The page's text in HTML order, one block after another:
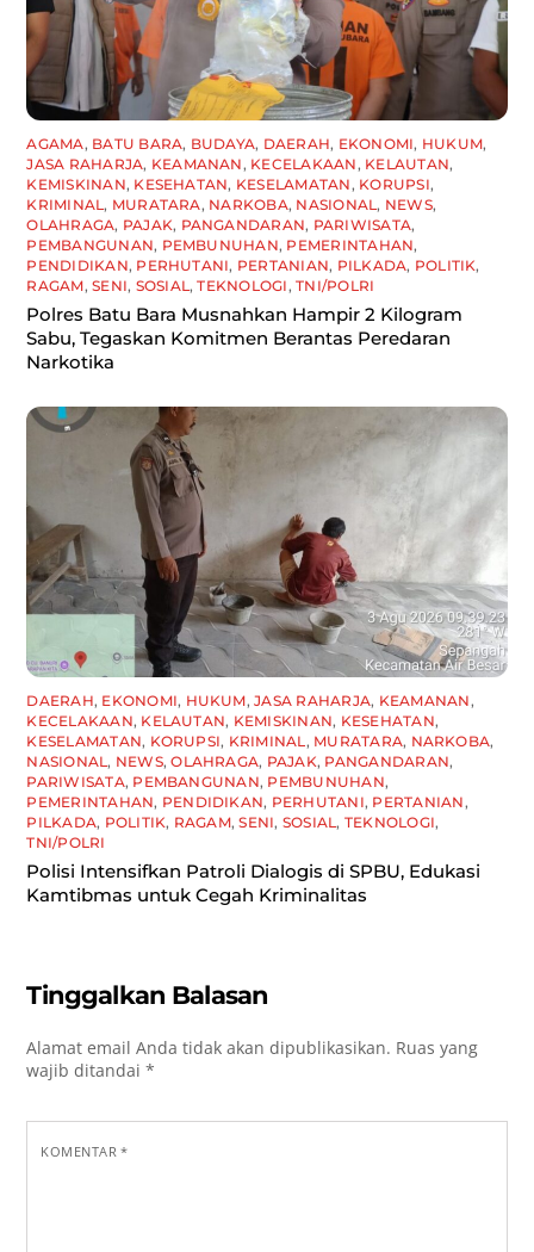
AGAMA, BATU BARA, BUDAYA, DAERAH, EKONOMI, HUKUM,
JASA RAHARJA, KEAMANAN, KECELAKAAN, KELAUTAN,
KEMISKINAN, KESEHATAN, KESELAMATAN, KORUPSI,
KRIMINAL, MURATARA, NARKOBA, NASIONAL, NEWS,
OLAHRAGA, PAJAK, PANGANDARAN, PARIWISATA,
PEMBANGUNAN, PEMBUNUHAN, PEMERINTAHAN,
PENDIDIKAN, PERHUTANI, PERTANIAN, PILKADA, POLITIK,
RAGAM,SENI, SOSIAL,TEKNOLOGI,TNI/POLRI
Polres Batu Bara Musnahkan Hampir 2 Kilogram
Sabu, Tegaskan Komitmen Berantas Peredaran
Narkotika
DAERAH, EKONOMI, HUKUM,JASA RAHARJA, KEAMANAN,
KECELAKAAN, KELAUTAN, KEMISKINAN, KESEHATAN,
KESELAMATAN, KORUPSI, KRIMINAL, MURATARA, NARKOBA,
NASIONAL, NEWS,OLAHRAGA, PAJAK, PANGANDARAN,
PARIWISATA, PEMBANGUNAN, PEMBUNUHAN,
PEMERINTAHAN, PENDIDIKAN, PERHUTANI, PERTANIAN,
PILKADA, POLITIK, RAGAM,SENI, SOSIAL, TEKNOLOGI,
TNI/POLRI
Polisi Intensifkan Patroli Dialogis di SPBU, Edukasi
Kamtibmas untuk Cegah Kriminalitas
Tinggalkan Balasan
Alamat email Anda tidak akan dipublikasikan. Ruas yang
wajib ditandai*
KOMENTAR*